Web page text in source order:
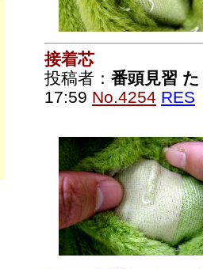
接着芯
投稿者： 番頭見習
17:59 No.4254 RES